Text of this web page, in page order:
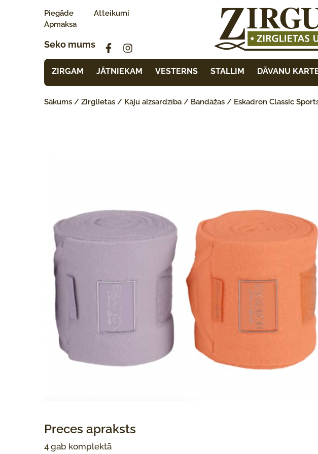
Piegāde
Apmaksa
Atteikumi
Seko mums
ZIRGAM JĀTNIEKAM VESTERNS STALLIM DĀVANU
Sākums / Zirglietas / Kāju aizsardzība / Bandāžas / Eskadron Classic
Preces apraksts
4 gab komplektā